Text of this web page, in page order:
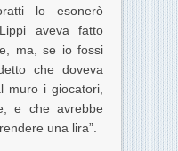
lo esonerò
aveva fatto
ma, se io fossi
che doveva
muro i giocatori,
e che avrebbe
una lira”.